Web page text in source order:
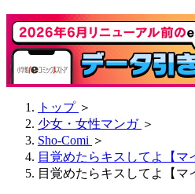
トップ ＞
少女・女性マンガ ＞
Sho-Comi ＞
目覚めたらキスしてよ【マ
目覚めたらキスしてよ【マ